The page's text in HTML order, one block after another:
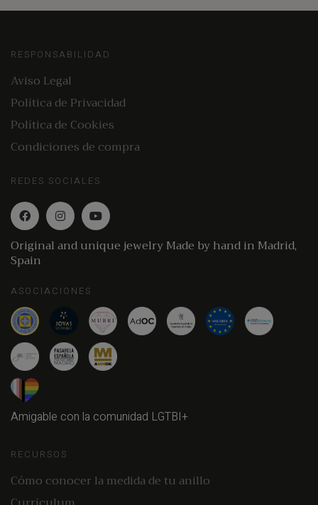
RESPONSABILIDAD
Aviso Legal
Política de Privacidad
Política de Cookies
Condiciones de compra
REDES SOCIALES
Original and unique jewelry Made by hand in Madrid,
Spain
ASOCIACIONES
Amigable con la comunidad LGTBI+
RECURSOS
Cómo conocer la medida de tu anillo